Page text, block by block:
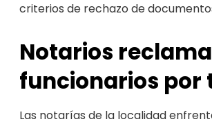
criterios de rechazo de
Notarios
funcionarios por
Las notarías de la localidad